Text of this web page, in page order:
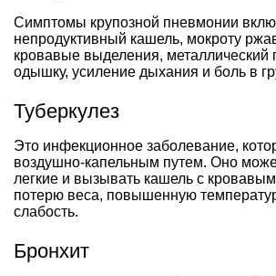
Симптомы крупозной пневмонии
непродуктивный кашель, мокроту
кровавые выделения, металлический
одышку, усиление дыхания и боль в
Туберкулез
Это инфекционное заболевание,
воздушно-капельным путем. Оно
легкие и вызывать кашель с
потерю веса, повышенную
слабость.
Бронхит